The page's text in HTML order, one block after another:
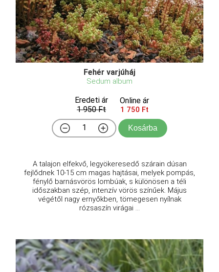
Fehér varjúháj
Sedum album
Eredeti ár
1 950 Ft
Online ár
1 750 Ft
Kosárba
A talajon elfekvő, legyökeresedő szárain dúsan
fejlődnek 10-15 cm magas hajtásai, melyek pompás,
fénylő barnásvörös lombúak, s különösen a téli
időszakban szép, intenzív vörös színűek. Május
végétől nagy ernyőkben, tömegesen nyílnak
rózsaszín virágai ...